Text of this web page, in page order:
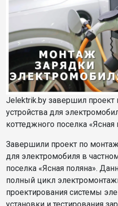
Jelektrik.by завершил проект
устройства для
коттеджного поселка «Ясная
Завершили проект по
для электромобиля в
поселка «Ясная поляна».
полный цикл
проектирования системы
установки и тестирования